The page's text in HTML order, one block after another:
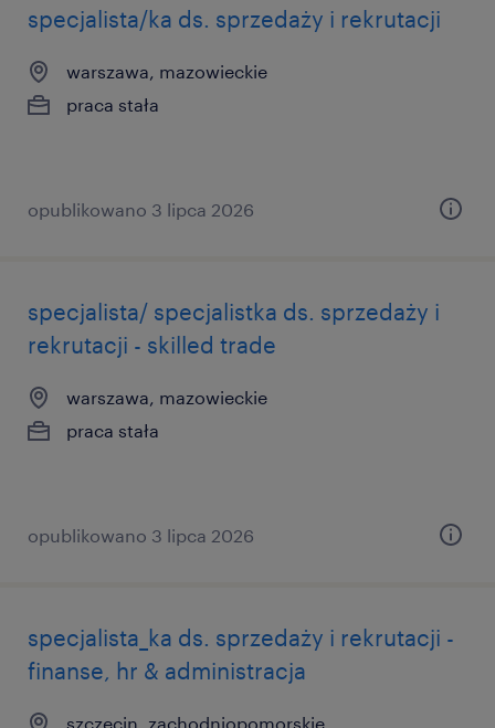
specjalista/ka ds. sprzedaży i rekrutacji
warszawa, mazowieckie
praca stała
opublikowano 3 lipca 2026
specjalista/ specjalistka ds. sprzedaży i
rekrutacji - skilled trade
warszawa, mazowieckie
praca stała
opublikowano 3 lipca 2026
specjalista_ka ds. sprzedaży i rekrutacji -
finanse, hr & administracja
szczecin, zachodniopomorskie